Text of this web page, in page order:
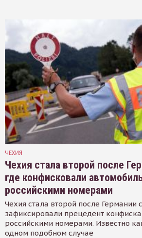
ЧЕХИЯ
Чехия стала второй после
где конфисковали
российскими номерами
Чехия стала второй после Германии
зафиксировали прецедент
российскими номерами. Известно
одном подобном случае